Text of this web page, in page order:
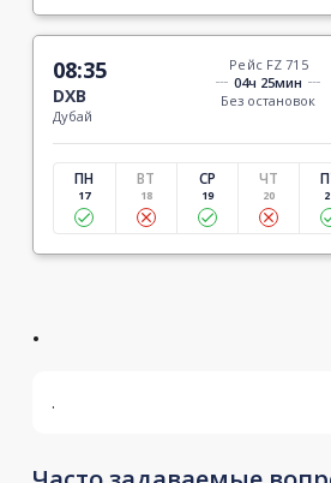
08:35
DXB
Дубай
Рейс FZ 715
04ч 25мин
Без остановок
ПН
17
ВТ
18
СР
19
ЧТ
20
.
.